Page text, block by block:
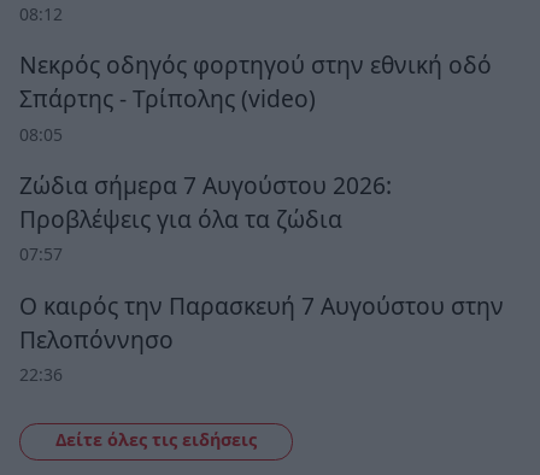
08:12
Νεκρός οδηγός φορτηγού στην εθνική οδό
Σπάρτης - Τρίπολης (video)
08:05
Ζώδια σήμερα 7 Αυγούστου 2026:
Προβλέψεις για όλα τα ζώδια
07:57
Ο καιρός την Παρασκευή 7 Αυγούστου στην
Πελοπόννησο
22:36
Δείτε όλες τις ειδήσεις